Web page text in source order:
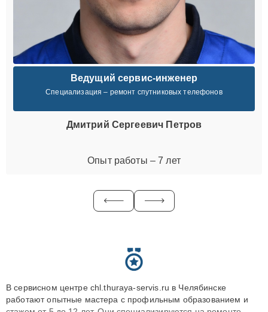
Ведущий сервис-инженер
Специализация – ремонт спутниковых телефонов
Дмитрий Сергеевич Петров
Опыт работы – 7 лет
В сервисном центре chl.thuraya-servis.ru в Челябинске
работают опытные мастера с профильным образованием и